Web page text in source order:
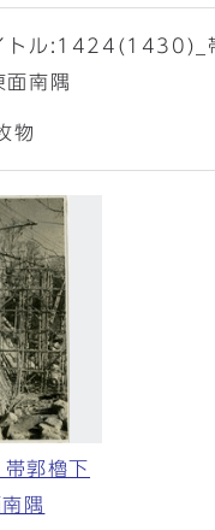
トル:1424(1430)_
面南隅
物
郭櫓下
隅